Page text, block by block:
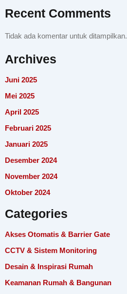
Recent Comments
Tidak ada komentar untuk ditampilkan.
Archives
Juni 2025
Mei 2025
April 2025
Februari 2025
Januari 2025
Desember 2024
November 2024
Oktober 2024
Categories
Akses Otomatis & Barrier Gate
CCTV & Sistem Monitoring
Desain & Inspirasi Rumah
Keamanan Rumah & Bangunan